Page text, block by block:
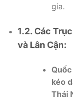
gia.
1.2. Các
và Lân Cận:
kéo
Thái